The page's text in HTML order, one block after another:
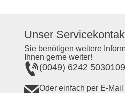
Unser
Sie benötigen weitere
Ihnen gerne weiter!
(0049) 6242 5030109
Oder einfach per E-Mail